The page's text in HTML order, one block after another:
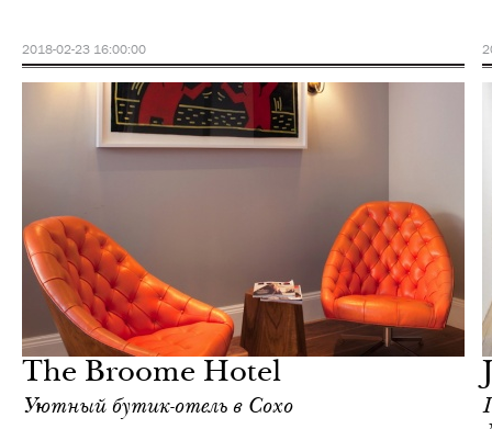
2018-02-23 16:00:00
The Broome Hotel
Уютный бутик-отель в Сохо
Йорк